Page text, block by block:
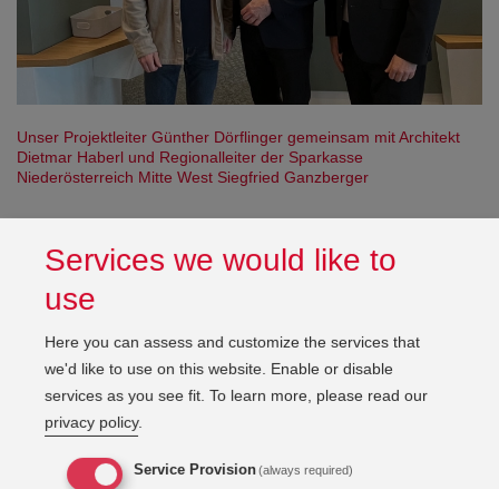
Unser Projektleiter Günther Dörflinger gemeinsam mit Architekt
Dietmar Haberl und Regionalleiter der Sparkasse
Niederösterreich Mitte West Siegfried Ganzberger
Umbau mit Weitblick: Aus Alt wird Neu
Im Zuge des Projekts wurde das bestehende Gebäude
umfassend modernisiert und an die speziellen
Anforderungen einer Banknutzung angepasst. Im Fokus
standen dabei funktionale Raumlösungen,
Energieeffizienz
Infrastruktur. Die KWI war für die Planung und die
Fachbauaufsicht im Bereich TGA verantwortlich und stellte
Open
Services we would like to
use
Here you can assess and customize the services that
we'd like to use on this website. Enable or disable
services as you see fit. To learn more, please read our
privacy policy.
Service Provision(always required)